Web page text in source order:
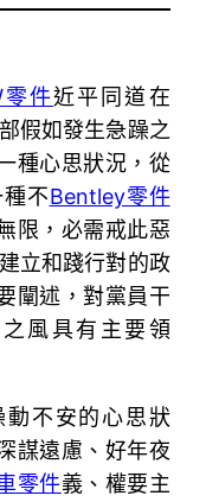
零件近平同道在
假如發生急躁之
種心思狀況，從
不Bentley零件
限，必需戒此惡
立和踐行對的政
闡述，對黨員干
風具有主要領
動不安的心思狀
謀遠慮、好年夜
零件義、權要主